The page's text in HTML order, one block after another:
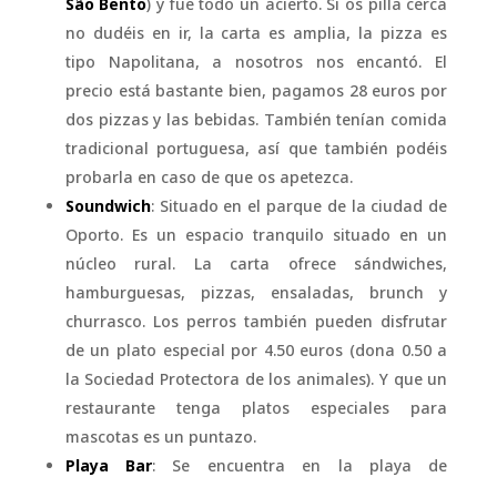
no dudéis en ir, la carta es amplia, la pizza es
tipo Napolitana, a nosotros nos encantó. El
precio está bastante bien, pagamos 28 euros por
dos pizzas y las bebidas. También tenían comida
tradicional portuguesa, así que también podéis
probarla en caso de que os apetezca.
Soundwich: Situado en el parque de la ciudad de
Oporto. Es un espacio tranquilo situado en un
núcleo rural. La carta ofrece sándwiches,
hamburguesas, pizzas, ensaladas, brunch y
churrasco. Los perros también pueden disfrutar
de un plato especial por 4.50 euros (dona 0.50 a
la Sociedad Protectora de los animales). Y que un
restaurante tenga platos especiales para
mascotas es un puntazo.
Playa Bar: Se encuentra en la playa de